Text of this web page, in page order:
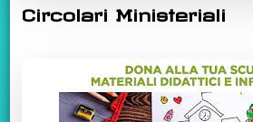
Circolari Ministeriali